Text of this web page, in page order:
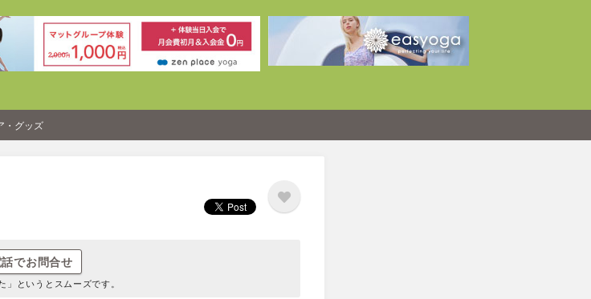
・グッズ
話でお問合せ
」というとスムーズです。